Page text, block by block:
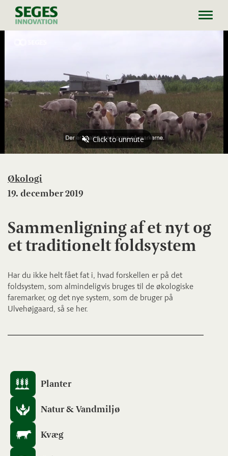
Økologi
19. december 2019
Sammenligning af et nyt og
et traditionelt foldsystem
Har du ikke helt fået fat i, hvad forskellen er på det
foldsystem, som almindeligvis bruges til de økologiske
faremarker, og det nye system, som de bruger på
Ulvehøjgaard, så se her.
Planter
Natur & Vandmiljø
Kvæg